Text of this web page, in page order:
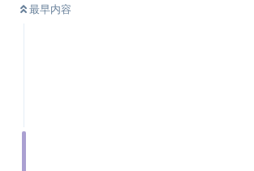
最早内容